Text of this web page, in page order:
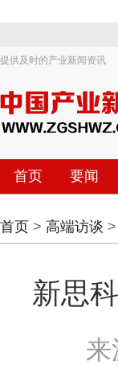
提供及时的产业新闻资讯
首页 要闻
首页 > 高端访谈
新思
来